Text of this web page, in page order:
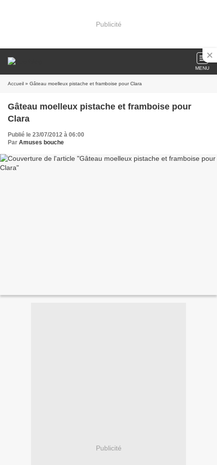
Publicité
MENU
Accueil » Gâteau moelleux pistache et framboise pour Clara
Gâteau moelleux pistache et framboise pour
Clara
Publié le 23/07/2012 à 06:00
Par Amuses bouche
Publicité